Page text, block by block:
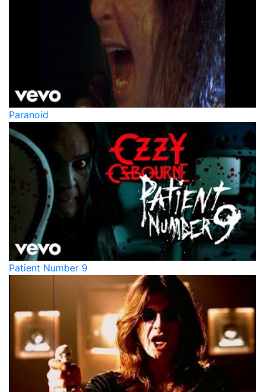
Paranoid
Patient Number 9